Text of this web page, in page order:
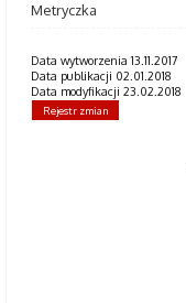
Metryczka
Data wytworzenia 13.11.2017
Data publikacji 02.01.2018
Data modyfikacji 23.02.2018
Rejestr zmian